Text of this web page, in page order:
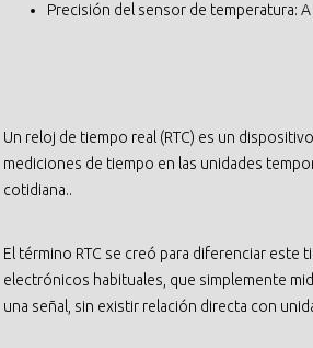
Precisión del sensor de temperatura: A
Un reloj de tiempo real (RTC) es un
mediciones de tiempo en las unidades
cotidiana..
El término RTC se creó para diferenciar este
electrónicos habituales, que simplemente
una señal, sin existir relación directa con